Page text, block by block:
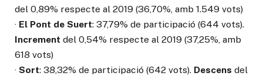
del 0,89% respecte al 2019 (36,70%, amb 1.549 vots)
· El Pont de Suert: 37,79% de participació (644 vots).
Increment del 0,54% respecte al 2019 (37,25%, amb
618 vots)
· Sort: 38,32% de participació (642 vots). Descens del